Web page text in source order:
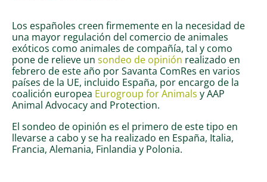
Los españoles creen firmemente en la necesidad de
una mayor regulación del comercio de animales
exóticos como animales de compañía, tal y como
pone de relieve un sondeo de opinión realizado en
febrero de este año por Savanta ComRes en varios
países de la UE, incluido España, por encargo de la
coalición europea Eurogroup for Animals y AAP
Animal Advocacy and Protection.
El sondeo de opinión es el primero de este tipo en
llevarse a cabo y se ha realizado en España, Italia,
Francia, Alemania, Finlandia y Polonia.